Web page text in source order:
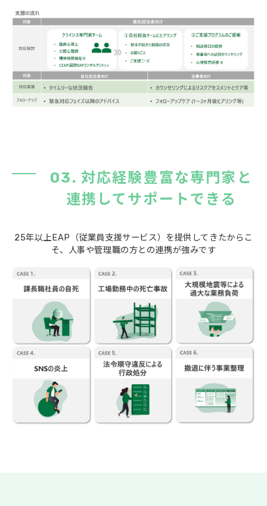
03. 対応経験豊富な専門家と
連携してサポートできる
25年以上EAP（従業員支援サービス）を提供してきたからこ
そ、人事や管理職の方との連携が強みです